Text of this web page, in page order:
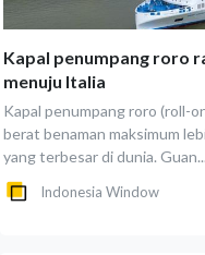
Kapal penumpang roro
menuju Italia
Kapal penumpang roro (roll-
berat benaman maksimum
yang terbesar di dunia. Guan...
Indonesia Window